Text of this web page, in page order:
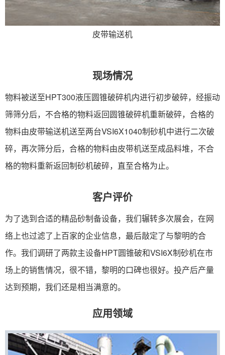
皮带输送机
现场情况
物料被送至HPT300液压圆锥破碎机内进行初步破碎，经振动
筛筛分后，不合格的物料返回圆锥破碎机重新破碎，合格的
物料由皮带输送机送至两台VSI6X1040制砂机中进行二次破
碎，再次筛分后，合格的物料由皮带机送至成品料堆，不合
格的物料重新返回制砂机破碎，直至合格为止。
客户评价
为了选到合适的精品砂制备设备，我们辗转多次展会，在网
络上也过滤了上百家的企业信息，最后敲定了与黎明的合
作。我们调研了两款主设备HPT圆锥破和VSI6X制砂机在市
场上的销售情况，很不错，黎明的口碑也很好。投产后产量
达到预期，我们还是相当满意的。
应用领域